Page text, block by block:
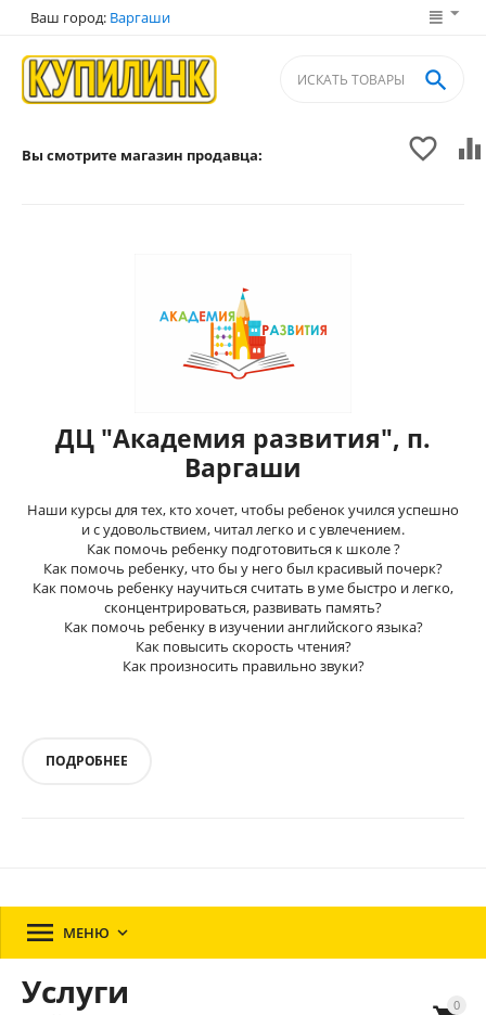
Ваш город: Варгаши
 

Вы смотрите магазин продавца:
ДЦ "Академия развития", п.
Варгаши
Наши курсы для тех, кто хочет, чтобы ребенок учился успешно
и с удовольствием, читал легко и с увлечением.
Как помочь ребенку подготовиться к школе ?
Как помочь ребенку, что бы у него был красивый почерк?
Как помочь ребенку научиться считать в уме быстро и легко,
сконцентрироваться, развивать память?
Как помочь ребенку в изучении английского языка?
Как повысить скорость чтения?
Как произносить правильно звуки?
ПОДРОБНЕЕ
0
 МЕНЮ 
Услуги